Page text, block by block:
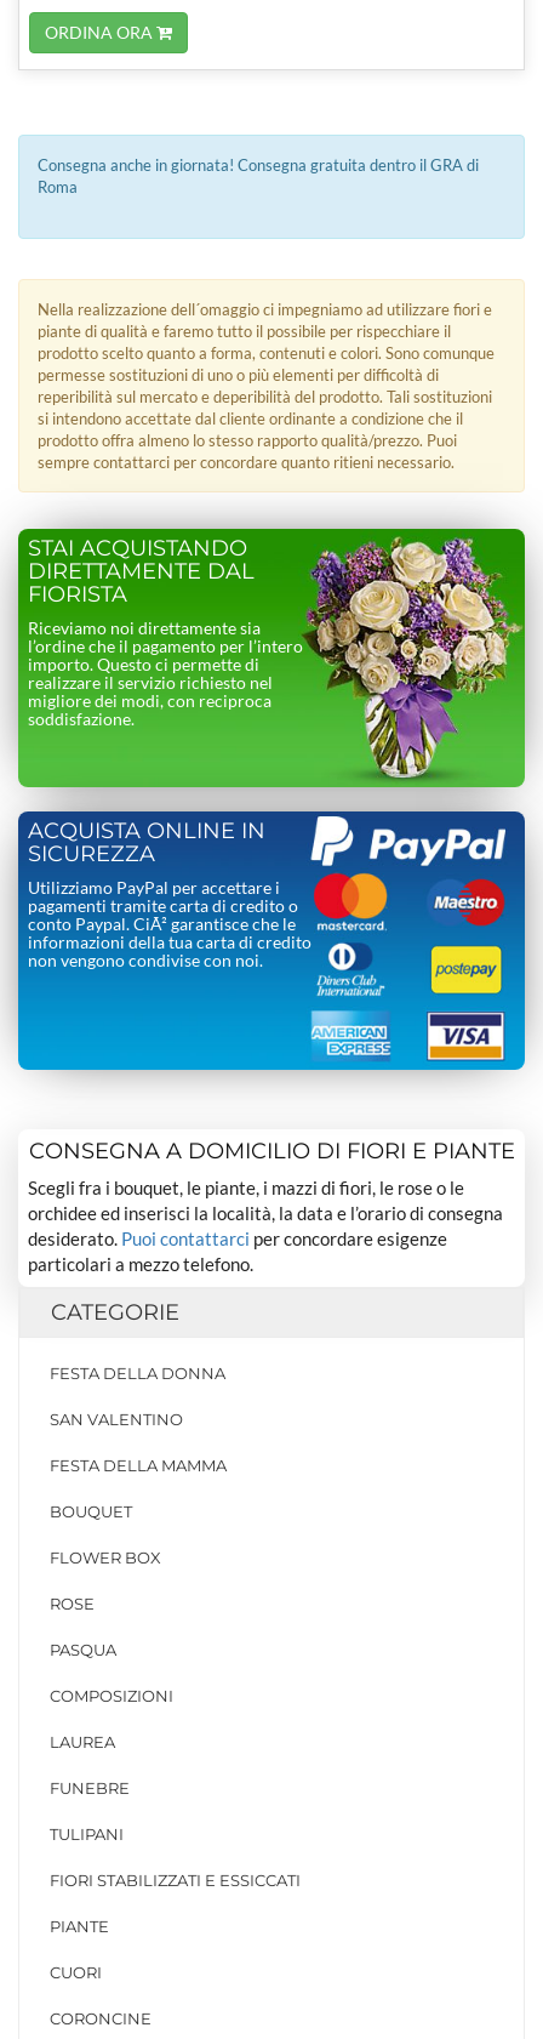
ORDINA ORA
Consegna anche in giornata! Consegna gratuita dentro il GRA di
Roma
Nella realizzazione dell´omaggio ci impegniamo ad utilizzare fiori e
piante di qualità e faremo tutto il possibile per rispecchiare il
prodotto scelto quanto a forma, contenuti e colori. Sono comunque
permesse sostituzioni di uno o più elementi per difficoltà di
reperibilità sul mercato e deperibilità del prodotto. Tali sostituzioni
si intendono accettate dal cliente ordinante a condizione che il
prodotto offra almeno lo stesso rapporto qualità/prezzo. Puoi
sempre contattarci per concordare quanto ritieni necessario.
STAI ACQUISTANDO
DIRETTAMENTE DAL
FIORISTA
Riceviamo noi direttamente sia
l’ordine che il pagamento per l’intero
importo. Questo ci permette di
realizzare il servizio richiesto nel
migliore dei modi, con reciproca
soddisfazione.
ACQUISTA ONLINE IN
SICUREZZA
Utilizziamo PayPal per accettare i
pagamenti tramite carta di credito o
conto Paypal. CiÃ² garantisce che le
informazioni della tua carta di credito
non vengono condivise con noi.
CONSEGNA A DOMICILIO DI FIORI E PIANTE
Scegli fra i bouquet, le piante, i mazzi di fiori, le rose o le
orchidee ed inserisci la località, la data e l’orario di consegna
desiderato. Puoi contattarci per concordare esigenze
particolari a mezzo telefono.
CATEGORIE
FESTA DELLA DONNA
SAN VALENTINO
FESTA DELLA MAMMA
BOUQUET
FLOWER BOX
ROSE
PASQUA
COMPOSIZIONI
LAUREA
FUNEBRE
TULIPANI
FIORI STABILIZZATI E ESSICCATI
PIANTE
CUORI
CORONCINE